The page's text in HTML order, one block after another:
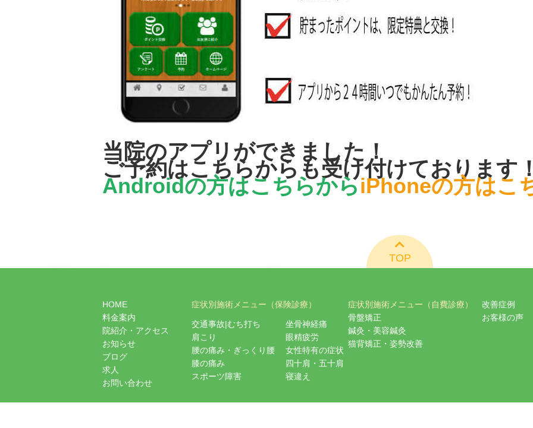
当院のアプリができました！
ご予約はこちらからも受け付けております！
Androidの方はこちらからiPhoneの方はこ
TOP
HOME
料金案内
院紹介・アクセス
お知らせ
ブログ
求人
お問い合わせ
症状別施術メニュー（保険診療）
交通事故|むち打ち
肩こり
腰の痛み・ぎっくり腰
膝の痛み
スポーツ障害
坐骨神経痛
眼精疲労
女性特有の症状
四十肩・五十肩
寝違え
症状別施術メニュー（自費診療）
骨盤矯正
鍼灸・美容鍼灸
猫背矯正・姿勢改善
改善症例
お客様の声